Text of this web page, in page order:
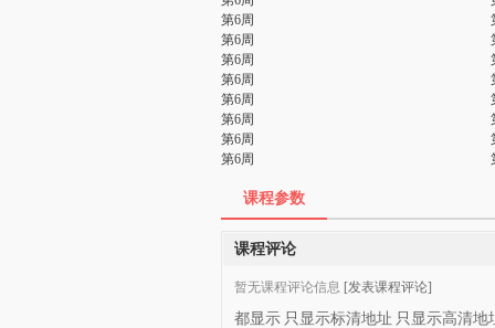
第6周
第6周
第6周
第6周
第6周
第6周
第6周
第6周
课程参数
课程评论
暂无课程评论信息 [发表课程评论]
都显示 只显示标清地址 只显示高清地